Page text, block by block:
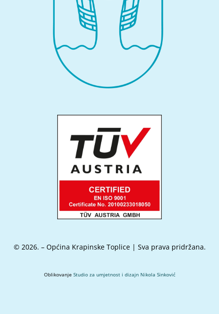
© 2026. – Općina Krapinske Toplice | Sva prava pridržana.
Oblikovanje Studio za umjetnost i dizajn Nikola Sinković